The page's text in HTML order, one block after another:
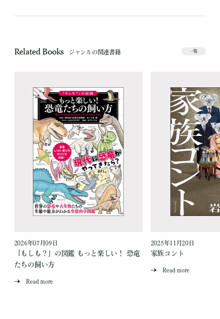
Related Books ジャンルの関連書籍 一覧
2026年07月09日
「もしも？」の図鑑 もっと楽しい！ 恐竜
たちの飼い方
Read more
2025年11月20日
家族コント
Read more